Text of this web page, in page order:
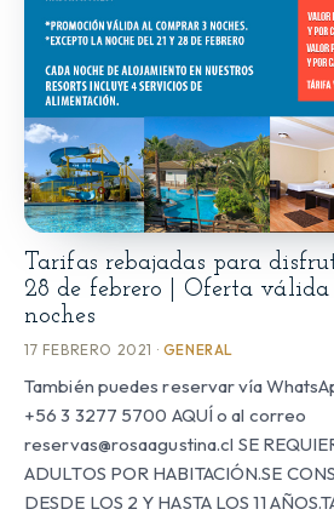
Tarifas rebajadas para
28 de febrero | Oferta
noches
17 FEBRERO 2021 · GENERAL
También puedes reservar vía
+56 3 3277 5700 AQUÍ o al correo
reservas@rosaagustina.cl SE
ADULTOS POR HABITACIÓN.SE
DESDE LOS 2 Y HASTA LOS 11